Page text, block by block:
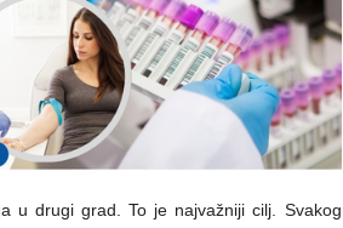
u drugi grad. To je najvažniji cilj. Svakog